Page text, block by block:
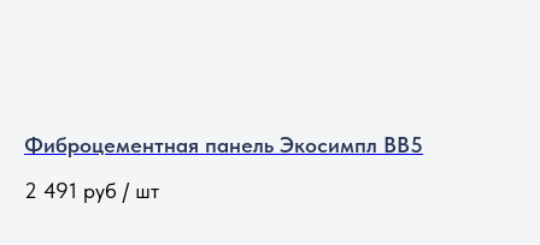
Фиброцементная панель Экосимпл BB5
2 491 руб / шт